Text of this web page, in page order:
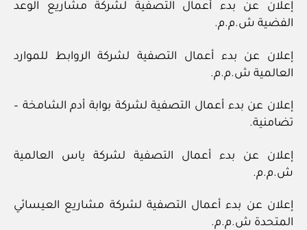
إعلان عن بدء أعمال التصفية لشركة مشاريع الوعد
الفضية ش.م.م.
إعلان عن بدء أعمال التصفية لشركة الروابط للموارد
العالمية ش.م.م.
إعلان عن بدء أعمال التصفية لشركة بوابة أدم الشامخة –
تضامنية.
إعلان عن بدء أعمال التصفية لشركة ياس العالمية
ش.م.م.
إعلان عن بدء أعمال التصفية لشركة مشاريع العيسائي
المتحدة ش.م.م.